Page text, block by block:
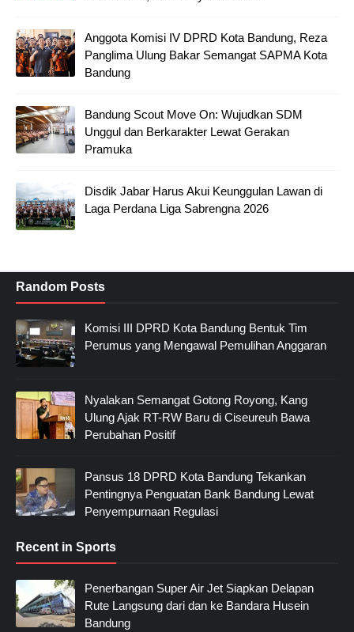
Anggota Komisi IV DPRD Kota Bandung, Reza
Panglima Ulung Bakar Semangat SAPMA Kota
Bandung
Bandung Scout Move On: Wujudkan SDM
Unggul dan Berkarakter Lewat Gerakan
Pramuka
Disdik Jabar Harus Akui Keunggulan Lawan di
Laga Perdana Liga Sabrengna 2026
Random Posts
Komisi III DPRD Kota Bandung Bentuk Tim
Perumus yang Mengawal Pemulihan Anggaran
Nyalakan Semangat Gotong Royong, Kang
Ulung Ajak RT-RW Baru di Ciseureuh Bawa
Perubahan Positif
Pansus 18 DPRD Kota Bandung Tekankan
Pentingnya Penguatan Bank Bandung Lewat
Penyempurnaan Regulasi
Recent in Sports
Penerbangan Super Air Jet Siapkan Delapan
Rute Langsung dari dan ke Bandara Husein
Bandung